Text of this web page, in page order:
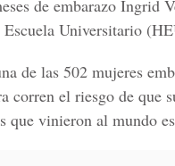
de embarazo Ingrid
Universitario
de las 502 mujeres
corren el riesgo de que
que vinieron al mundo